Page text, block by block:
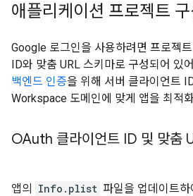
애플리케이션 프로젝트 구
Google 로그인을 사용하려면 프로젝
ID와 맞춤 URL 스키마로 구성되어 있
백엔드 인증을 위해 서버 클라이언트
Workspace 도메인에 맞게 앱을 최적
OAuth 클라이언트 ID 및 맞춤
앱의 Info.plist 파일을 업데이트하